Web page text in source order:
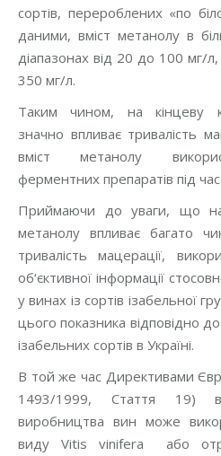
сортів, перероблених «по
даними, вміст метанолу в
діапазонах від 20 до 100 мг/
350 мг/л.
Таким чином, на кінцеву
значно впливає тривалість
вміст метанолу
ферментних препаратів під
Приймаючи до уваги, що на
метанолу впливає багато
тривалість мацерації,
об‘єктивної інформації
у винах із сортів ізабельної
цього показника відповідно
ізабельних сортів в Україні.
В той же час Директивами
1493/1999, Стаття 19)
виробництва вин може
виду Vitis vinifera або